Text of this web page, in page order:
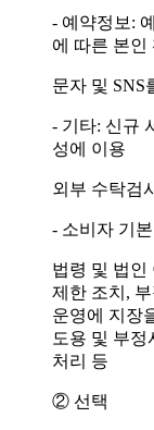
- 예약정보:
에 따른 본인
문자 및 SNS
- 기타: 신규
성에 이용
외부 수탁검
- 소비자 기
법령 및 법인
제한 조치,
운영에 지장
도용 및 부정
처리 등
② 선택